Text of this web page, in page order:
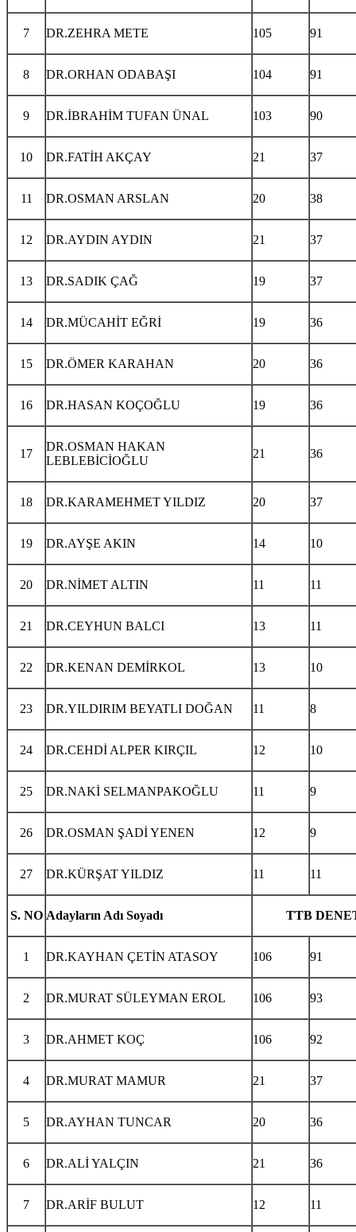
7 DR.ZEHRA METE 105 91
8 DR.ORHAN ODABAŞI 104 91
9 DR.İBRAHİM TUFAN ÜNAL 103 90
10 DR.FATİH AKÇAY 21 37
11 DR.OSMAN ARSLAN 20 38
12 DR.AYDIN AYDIN 21 37
13 DR.SADIK ÇAĞ 19 37
14 DR.MÜCAHİT EĞRİ 19 36
15 DR.ÖMER KARAHAN 20 36
16 DR.HASAN KOÇOĞLU 19 36
17
DR.OSMAN HAKAN
LEBLEBİCİOĞLU
21 36
18 DR.KARAMEHMET YILDIZ 20 37
19 DR.AYŞE AKIN 14 10
20 DR.NİMET ALTIN 11 11
21 DR.CEYHUN BALCI 13 11
22 DR.KENAN DEMİRKOL 13 10
23 DR.YILDIRIM BEYATLI DOĞAN 11 8
24 DR.CEHDİ ALPER KIRÇIL 12 10
25 DR.NAKİ SELMANPAKOĞLU 11 9
26 DR.OSMAN ŞADİ YENEN 12 9
27 DR.KÜRŞAT YILDIZ 11 11
S. NO Adayların Adı Soyadı TTB
1 DR.KAYHAN ÇETİN ATASOY 106 91
2 DR.MURAT SÜLEYMAN EROL 106 93
3 DR.AHMET KOÇ 106 92
4 DR.MURAT MAMUR 21 37
5 DR.AYHAN TUNCAR 20 36
6 DR.ALİ YALÇIN 21 36
7 DR.ARİF BULUT 12 11